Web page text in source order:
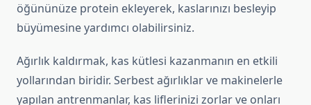
öğününüze protein ekleyerek, kaslarınızı besleyip
büyümesine yardımcı olabilirsiniz.
Ağırlık kaldırmak, kas kütlesi kazanmanın en etkili
yollarından biridir. Serbest ağırlıklar ve makinelerle
yapılan antrenmanlar, kas liflerinizi zorlar ve onları